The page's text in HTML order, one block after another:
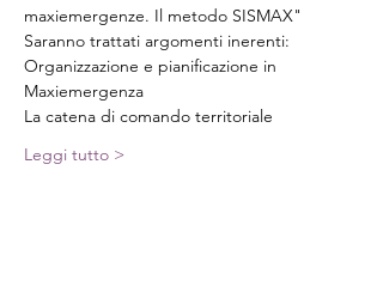
maxiemergenze. Il metodo SISMAX"
Saranno trattati argomenti inerenti:
Organizzazione e pianificazione in
Maxiemergenza
La catena di comando territoriale
Leggi tutto >